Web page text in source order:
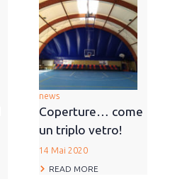
news
Coperture… come
un triplo vetro!
14 Mai 2020
READ MORE